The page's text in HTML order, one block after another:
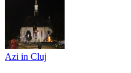
Azi in Cluj